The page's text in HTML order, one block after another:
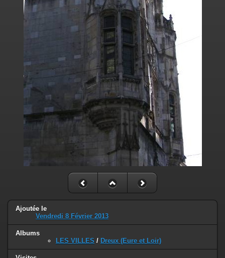
Ajoutée le
Vendredi 8 Février 2013
Albums
LES VILLES / Dreux (Eure et Loir)